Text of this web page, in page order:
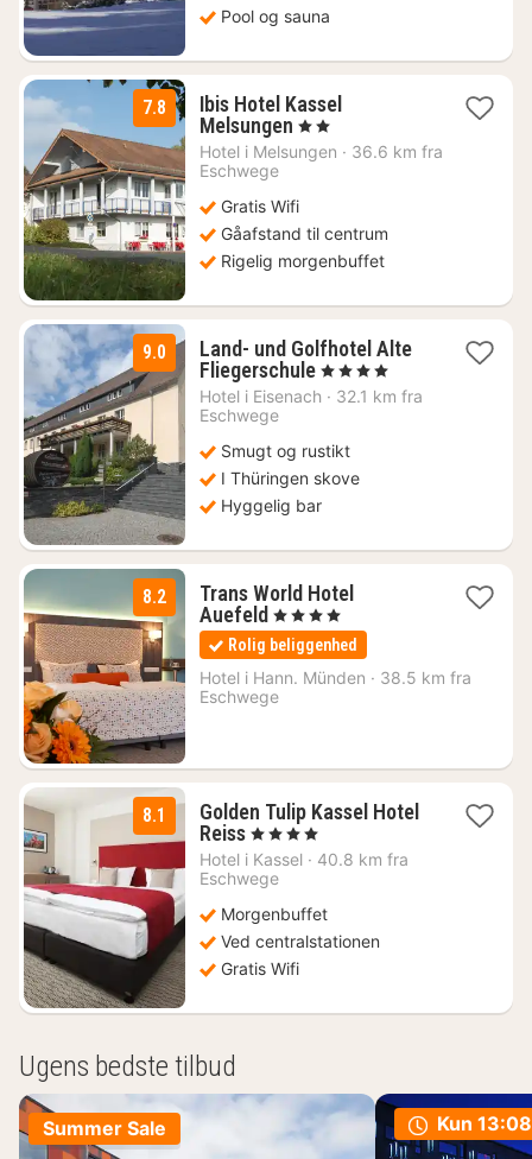
Pool og sauna
7.8
Ibis Hotel Kassel
Melsungen 1
nat
fra
kr.
, 2 Stjerner
Hotel i Melsungen · 36.6 km fra
Eschwege
Gratis Wifi
Gåafstand til centrum
Rigelig morgenbuffet
9.0
Land- und Golfhotel Alte
Fliegerschule1
nat
kr.
, 4 Stjerner
Hotel i Eisenach · 32.1 km fra
Eschwege
Smugt og rustikt
I Thüringen skove
Hyggelig bar
8.2
Trans World Hotel
Auefeld 2
nætter
fra
516
kr.
, 4 Stjerner
Rolig beliggenhed
Hotel i Hann. Münden · 38.5 km fra
Eschwege
8.1
Golden Tulip Kassel Hotel
Reiss1
nat
fra
907
kr.
, 4 Stjerner
Hotel i Kassel · 40.8 km fra
Eschwege
Morgenbuffet
Ved centralstationen
Gratis Wifi
Ugens bedste tilbud
Summer Sale Kun